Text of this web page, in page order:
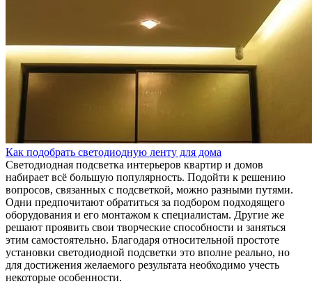
Как подобрать светодиодную ленту для дома
Светодиодная подсветка интерьеров квартир и домов
набирает всё большую популярность. Подойти к решению
вопросов, связанных с подсветкой, можно разными путями.
Одни предпочитают обратиться за подбором подходящего
оборудования и его монтажом к специалистам. Другие же
решают проявить свои творческие способности и заняться
этим самостоятельно. Благодаря относительной простоте
установки светодиодной подсветки это вполне реально, но
для достижения желаемого результата необходимо учесть
некоторые особенности.